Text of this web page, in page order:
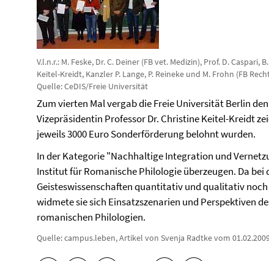
V.l.n.r.: M. Feske, Dr. C. Deiner (FB vet. Medizin), Prof. D. Caspari,
Keitel-Kreidt, Kanzler P. Lange, P. Reineke und M. Frohn (FB
Quelle: CeDIS/Freie Universität
Zum vierten Mal vergab die Freie Universität Berlin
Vizepräsidentin Professor Dr. Christine Keitel-Kreidt
jeweils 3000 Euro Sonderförderung belohnt wurden.
In der Kategorie "Nachhaltige Integration und
Institut für Romanische Philologie überzeugen. Da bei
Geisteswissenschaften quantitativ und qualitativ
widmete sie sich Einsatzszenarien und Perspektiven
romanischen Philologien.
Quelle: campus.leben, Artikel von Svenja Radtke vom